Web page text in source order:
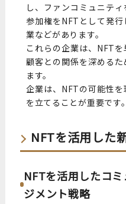
し、ファンコミュニテ
参加権をNFTとして発
業などがあります。
これらの企業は、NFTを
顧客との関係を深める
ます。
企業は、NFTの可能性
を立てることが重要です。
NFTを活用した
NFTを活用したコ
ジメント戦略